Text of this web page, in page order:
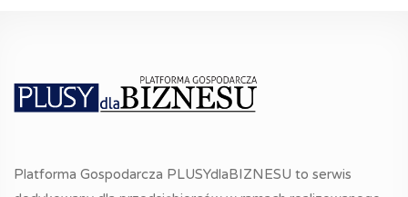
Platforma Gospodarcza PLUSYdlaBIZNESU to serwis